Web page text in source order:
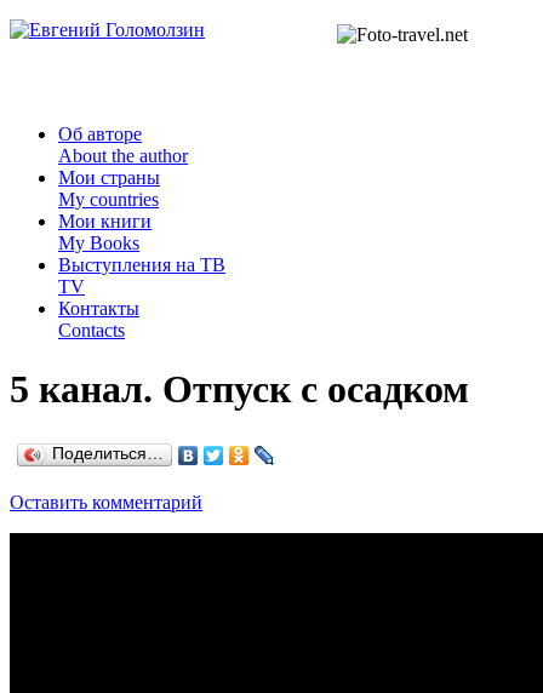
Об авторе
About the author
Мои страны
My countries
Мои книги
My Books
Выступления на ТВ
TV
Контакты
Contacts
5 канал. Отпуск с осадком
Поделиться…
Оставить комментарий